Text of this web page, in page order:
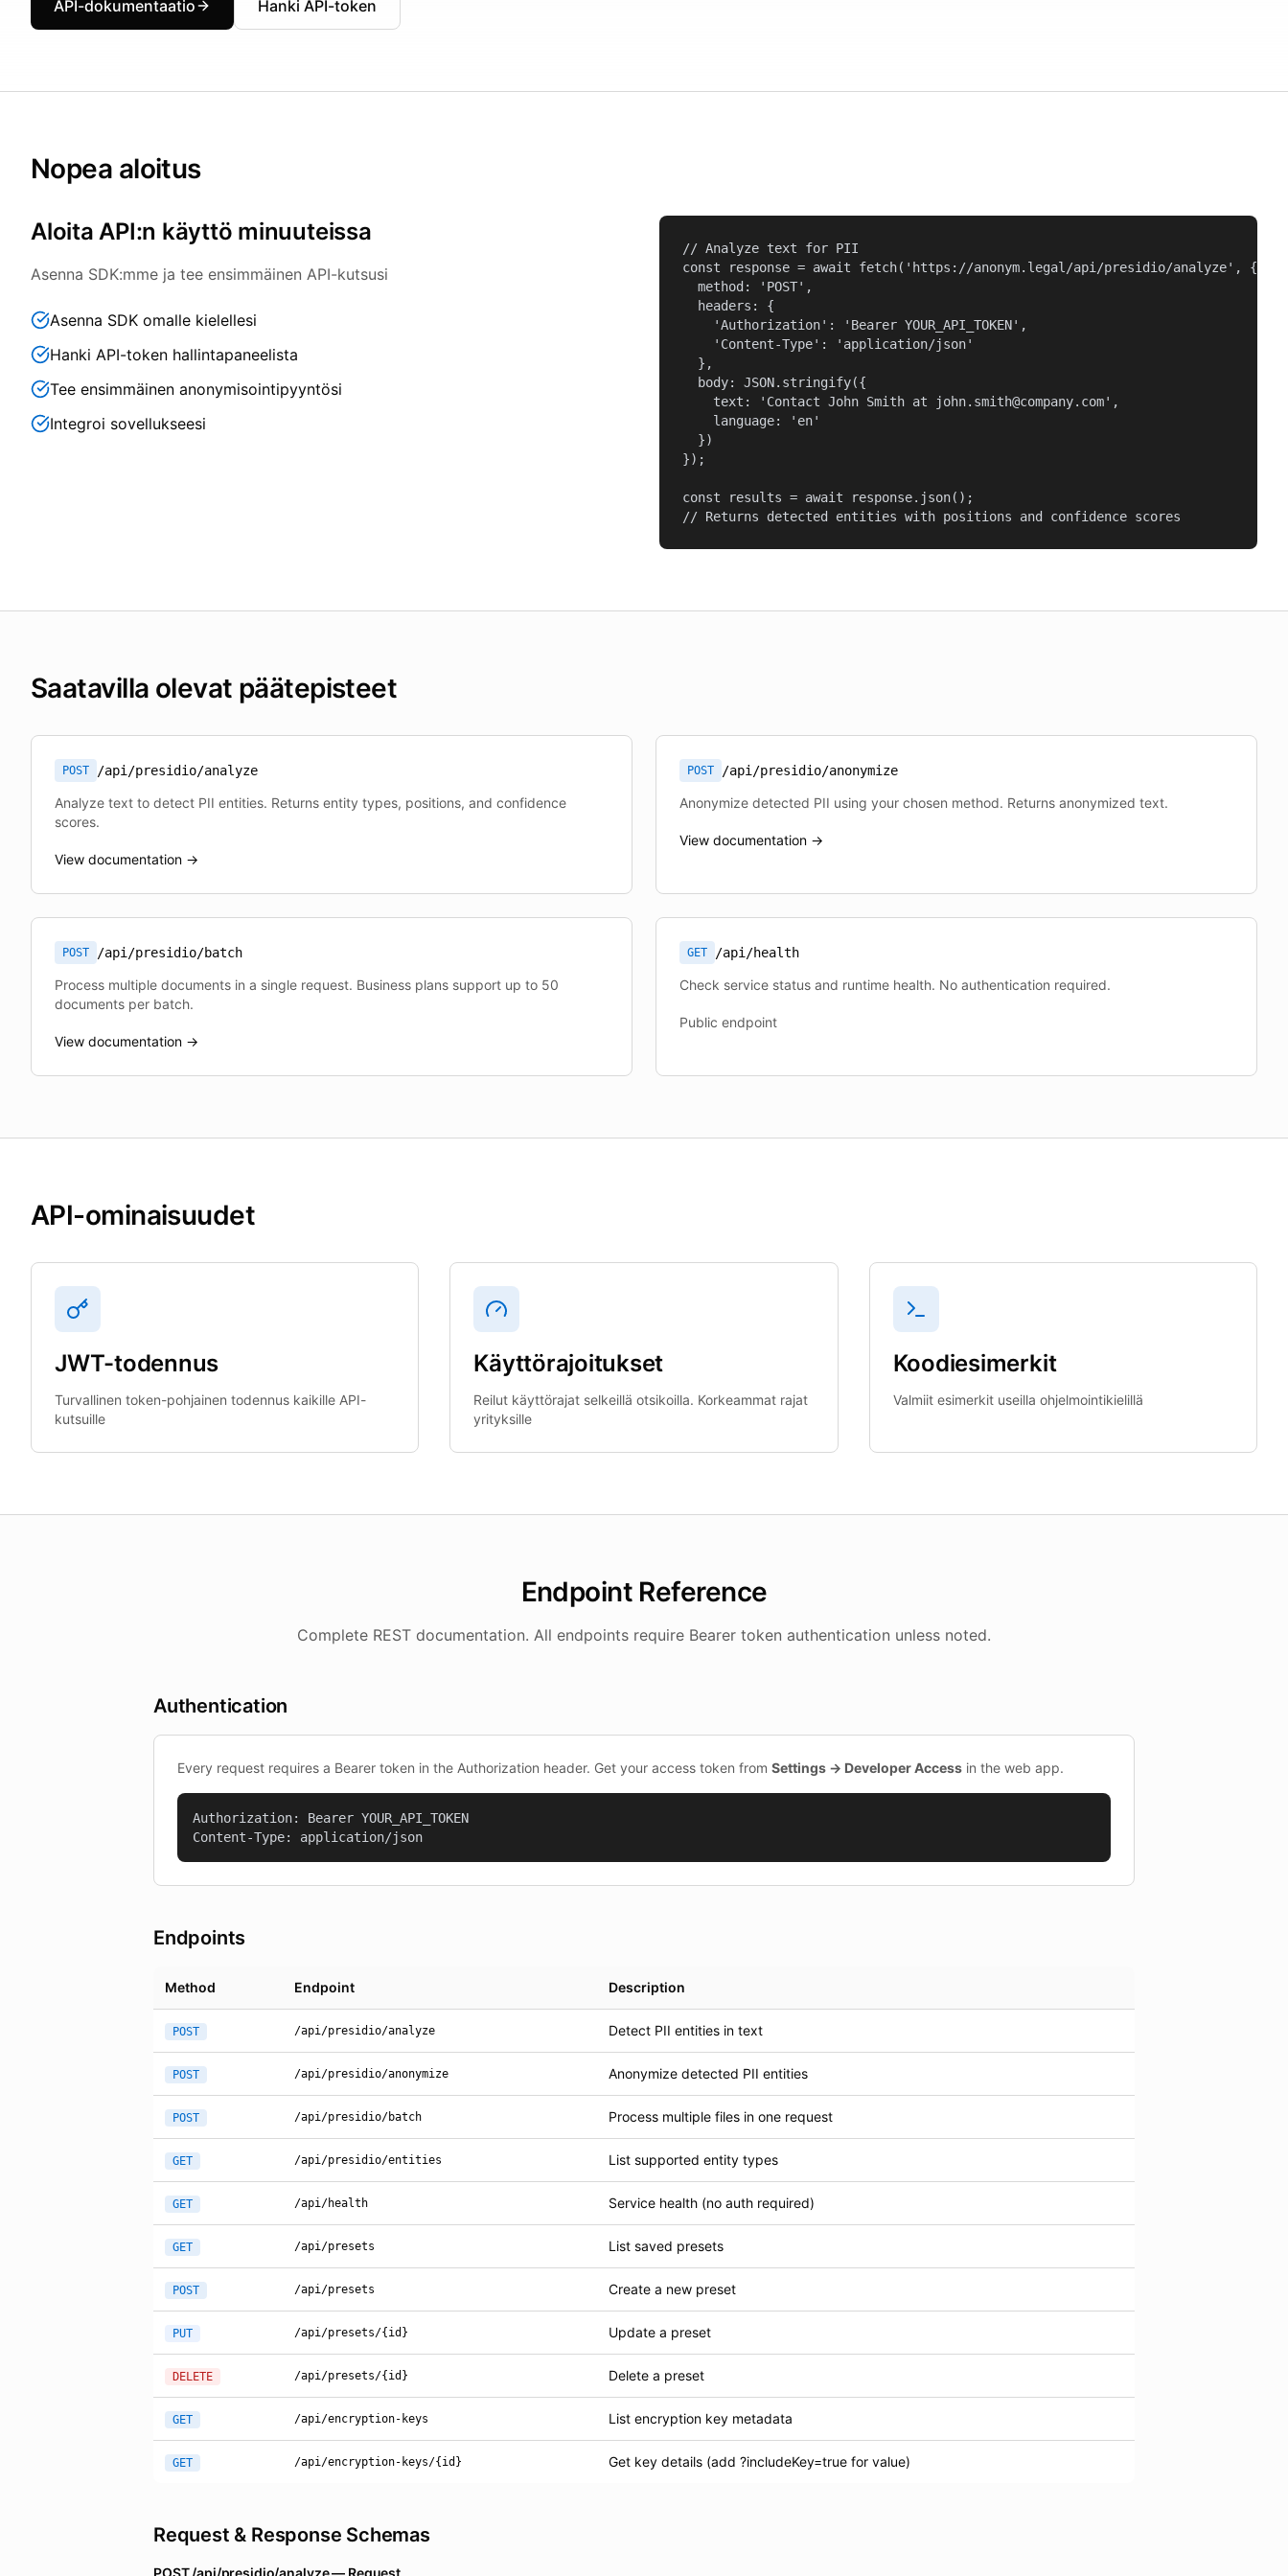
API-dokumentaatio Hanki API-token
Nopea aloitus
Aloita API:n käyttö minuuteissa
Asenna SDK:mme ja tee ensimmäinen API-kutsusi
Asenna SDK omalle kielellesi
Hanki API-token hallintapaneelista
Tee ensimmäinen anonymisointipyyntösi
Integroi sovellukseesi
// Analyze text for PII
const response = await fetch('https://anonym.legal/api/presidio/analyze', {
  method: 'POST',
  headers: {
    'Authorization': 'Bearer YOUR_API_TOKEN',
    'Content-Type': 'application/json'
  },
  body: JSON.stringify({
    text: 'Contact John Smith at john.smith@company.com',
    language: 'en'
  })
});
const results = await response.json();
// Returns detected entities with positions and confidence scores
Saatavilla olevat päätepisteet
POST /api/presidio/analyze
Analyze text to detect PII entities. Returns entity types, positions, and confidence
scores.
View documentation →
POST /api/presidio/anonymize
Anonymize detected PII using your chosen method. Returns anonymized text.
View documentation →
POST /api/presidio/batch
Process multiple documents in a single request. Business plans support up to 50
documents per batch.
View documentation →
GET /api/health
Check service status and runtime health. No authentication required.
Public endpoint
API-ominaisuudet
JWT-todennus
Turvallinen token-pohjainen todennus kaikille API-
kutsuille
Käyttörajoitukset
Reilut käyttörajat selkeillä otsikoilla. Korkeammat rajat
yrityksille
Koodiesimerkit
Valmiit esimerkit useilla ohjelmointikielillä
Endpoint Reference
Complete REST documentation. All endpoints require Bearer token authentication unless noted.
Authentication
Every request requires a Bearer token in the Authorization header. Get your access token from Settings → Developer Access in the web app.
Authorization: Bearer YOUR_API_TOKEN
Content-Type: application/json
Endpoints
Method Endpoint Description
POST /api/presidio/analyze Detect PII entities in text
POST /api/presidio/anonymize Anonymize detected PII entities
POST /api/presidio/batch Process multiple files in one request
GET /api/presidio/entities List supported entity types
GET /api/health Service health (no auth required)
GET /api/presets List saved presets
POST /api/presets Create a new preset
PUT /api/presets/{id} Update a preset
DELETE /api/presets/{id} Delete a preset
GET /api/encryption-keys List encryption key metadata
GET /api/encryption-keys/{id} Get key details (add ?includeKey=true for value)
Request & Response Schemas
POST /api/presidio/analyze — Request